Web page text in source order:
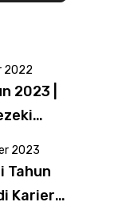
2022
2023 |
2023
Tahun
Karier